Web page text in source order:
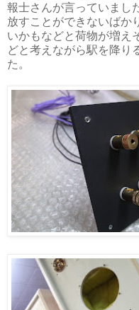
報士さんが言っていまし
放すことができないばか
いかもなどと荷物が増え
どと考えながら駅を降り
た。